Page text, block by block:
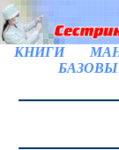
КНИГИ